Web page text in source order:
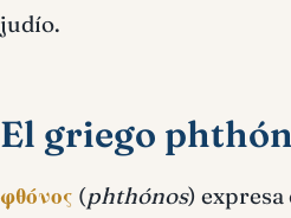
judío.
El griego
φθόνος (phthónos)